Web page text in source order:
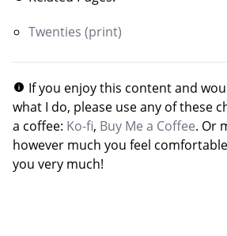
Twenties (print)
If you enjoy this content and
what I do, please use any of these
a coffee: Ko-fi, Buy Me a Coffee. Or
however much you feel
you very much!